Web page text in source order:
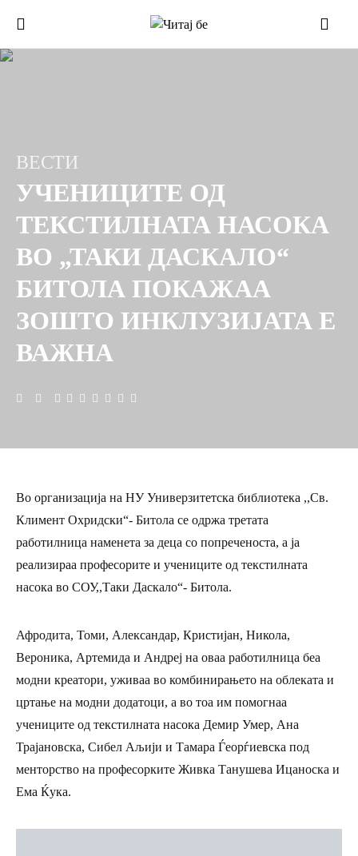
ВЕСТИ
УЧЕНИЦИТЕ ОД
ТЕКСТИЛНАТА НАСОКА
ВО „ТАКИ ДАСКАЛО“
БИТОЛА ПОКАЖАА
ЗОШТО ИНКЛУЗИЈАТА Е
ВАЖНА
Во организација на НУ Универзитетска библиотека ,,Св.
Климент Охридски“- Битола се одржа третата
работилница наменета за деца со попреченоста, а ја
реализираа професорите и учениците од текстилната
насока во СОУ,,Таки Даскало“- Битола.
Афродита, Томи, Александар, Кристијан, Никола,
Вероника, Артемида и Андреј на оваа работилница беа
модни креатори, уживаа во комбинирањето на облеката и
цртање на модни додатоци, а во тоа им помогнаа
учениците од текстилната насока Демир Умер, Ана
Трајановска, Сибел Аљији и Тамара Ѓеорѓиевска под
менторство на професорките Живка Танушева Ицаноска и
Ема Ќука.